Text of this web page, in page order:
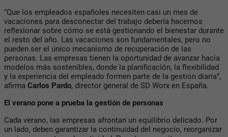
“Que los empleados españoles necesiten casi un mes de
vacaciones para desconectar del trabajo debería hacernos
reflexionar sobre cómo se está gestionando el bienestar durante
el resto del año. Las vacaciones son fundamentales, pero no
pueden ser el único mecanismo de recuperación de las
personas. Las empresas tienen la oportunidad de avanzar hacia
modelos más sostenibles, donde la planificación, la flexibilidad
y la experiencia del empleado formen parte de la gestión diaria”,
afirma Carlos Pardo, director general de SD Worx en España.
El verano pone a prueba la gestión de personas
Cada verano, las empresas afrontan un equilibrio delicado. Por
un lado, deben garantizar la continuidad del negocio, reorganizar